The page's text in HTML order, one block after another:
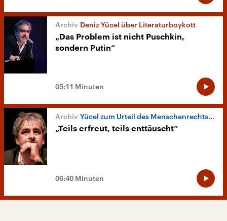
Deniz Yücel über Literaturboykott
„Das Problem ist nicht Puschkin,
sondern Putin“
05:11 Minuten
Yücel zum Urteil des Menschenrechtsgerichtshofs
„Teils erfreut, teils enttäuscht“
06:40 Minuten